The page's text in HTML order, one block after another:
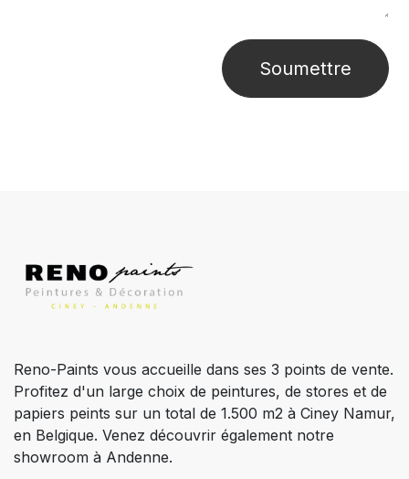
Soumettre
Reno-Paints vous accueille dans ses 3 points de vente.
Profitez d'un large choix de peintures, de stores et de
papiers peints sur un total de 1.500 m2 à Ciney Namur,
en Belgique. Venez découvrir également notre
showroom à Andenne.